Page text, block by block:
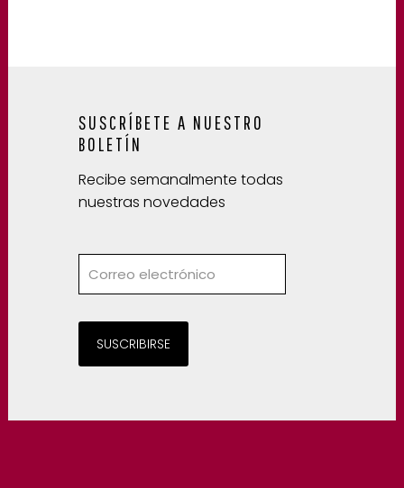
SUSCRÍBETE A NUESTRO
BOLETÍN
Recibe semanalmente todas
nuestras novedades
SUSCRIBIRSE